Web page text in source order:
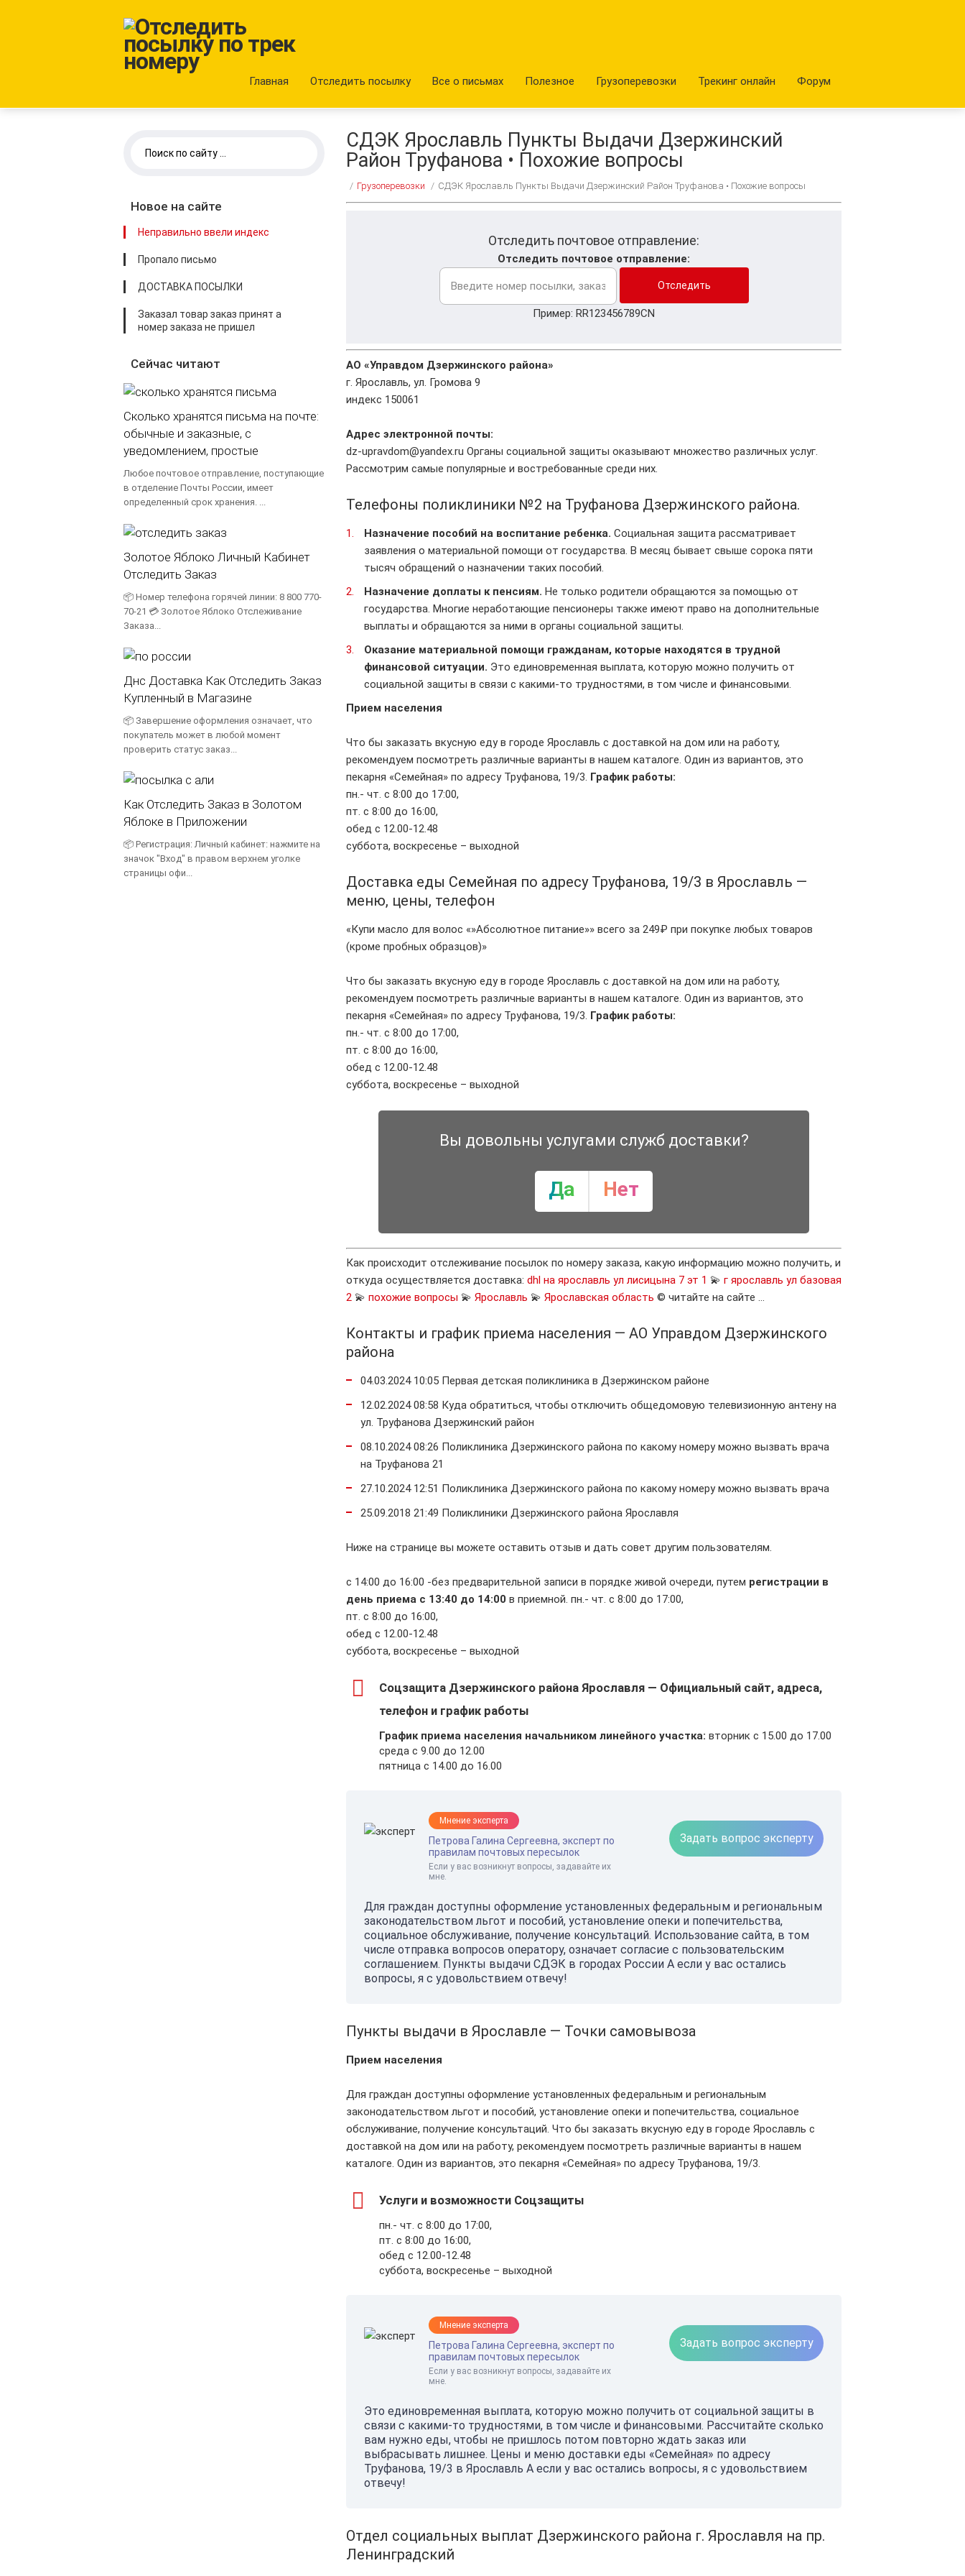
Главная Отследить посылку Все о письмах Полезное Грузоперевозки Трекинг онлайн Форум
СДЭК Ярославль Пункты Выдачи Дзержинский
Район Труфанова • Похожие вопросы
/ Грузоперевозки / СДЭК Ярославль Пункты Выдачи Дзержинский Район Труфанова • Похожие вопросы
Отследить почтовое отправление:
Отследить почтовое отправление:
Пример: RR123456789CN
АО «Управдом Дзержинского района»
г. Ярославль, ул. Громова 9
индекс 150061
Адрес электронной почты:
dz-upravdom@yandex.ru Органы социальной защиты оказывают множество различных услуг.
Рассмотрим самые популярные и востребованные среди них.
Телефоны поликлиники №2 на Труфанова Дзержинского района.
Назначение пособий на воспитание ребенка. Социальная защита рассматривает
заявления о материальной помощи от государства. В месяц бывает свыше сорока пяти
тысяч обращений о назначении таких пособий.
Назначение доплаты к пенсиям. Не только родители обращаются за помощью от
государства. Многие неработающие пенсионеры также имеют право на дополнительные
выплаты и обращаются за ними в органы социальной защиты.
Оказание материальной помощи гражданам, которые находятся в трудной
финансовой ситуации. Это единовременная выплата, которую можно получить от
социальной защиты в связи с какими-то трудностями, в том числе и финансовыми.
Прием населения
Что бы заказать вкусную еду в городе Ярославль с доставкой на дом или на работу,
рекомендуем посмотреть различные варианты в нашем каталоге. Один из вариантов, это
пекарня «Семейная» по адресу Труфанова, 19/3. График работы:
пн.- чт. с 8:00 до 17:00,
пт. с 8:00 до 16:00,
обед с 12.00-12.48
суббота, воскресенье – выходной
Доставка еды Семейная по адресу Труфанова, 19/3 в Ярославль —
меню, цены, телефон
«Купи масло для волос «»Абсолютное питание»» всего за 249₽ при покупке любых товаров
(кроме пробных образцов)»
Что бы заказать вкусную еду в городе Ярославль с доставкой на дом или на работу,
рекомендуем посмотреть различные варианты в нашем каталоге. Один из вариантов, это
пекарня «Семейная» по адресу Труфанова, 19/3. График работы:
пн.- чт. с 8:00 до 17:00,
пт. с 8:00 до 16:00,
обед с 12.00-12.48
суббота, воскресенье – выходной
Вы довольны услугами служб доставки?
Да Нет
Как происходит отслеживание посылок по номеру заказа, какую информацию можно получить, и
откуда осуществляется доставка: dhl на ярославль ул лисицына 7 эт 1 💫 г ярославль ул базовая
2 💫 похожие вопросы 💫 Ярославль 💫 Ярославская область © читайте на сайте …
Контакты и график приема населения — АО Управдом Дзержинского
района
04.03.2024 10:05 Первая детская поликлиника в Дзержинском районе
12.02.2024 08:58 Куда обратиться, чтобы отключить общедомовую телевизионную антену на
ул. Труфанова Дзержинский район
08.10.2024 08:26 Поликлиника Дзержинского района по какому номеру можно вызвать врача
на Труфанова 21
27.10.2024 12:51 Поликлиника Дзержинского района по какому номеру можно вызвать врача
25.09.2018 21:49 Поликлиники Дзержинского района Ярославля
Ниже на странице вы можете оставить отзыв и дать совет другим пользователям.
с 14:00 до 16:00 -без предварительной записи в порядке живой очереди, путем регистрации в
день приема с 13:40 до 14:00 в приемной. пн.- чт. с 8:00 до 17:00,
пт. с 8:00 до 16:00,
обед с 12.00-12.48
суббота, воскресенье – выходной
Соцзащита Дзержинского района Ярославля — Официальный сайт, адреса,
телефон и график работы
График приема населения начальником линейного участка: вторник с 15.00 до 17.00
среда с 9.00 до 12.00
пятница с 14.00 до 16.00
Мнение эксперта
Петрова Галина Сергеевна, эксперт по
правилам почтовых пересылок
Если у вас возникнут вопросы, задавайте их
мне.
Задать вопрос эксперту
Для граждан доступны оформление установленных федеральным и региональным
законодательством льгот и пособий, установление опеки и попечительства,
социальное обслуживание, получение консультаций. Использование сайта, в том
числе отправка вопросов оператору, означает согласие с пользовательским
соглашением. Пункты выдачи СДЭК в городах России А если у вас остались
вопросы, я с удовольствием отвечу!
Пункты выдачи в Ярославле — Точки самовывоза
Прием населения
Для граждан доступны оформление установленных федеральным и региональным
законодательством льгот и пособий, установление опеки и попечительства, социальное
обслуживание, получение консультаций. Что бы заказать вкусную еду в городе Ярославль с
доставкой на дом или на работу, рекомендуем посмотреть различные варианты в нашем
каталоге. Один из вариантов, это пекарня «Семейная» по адресу Труфанова, 19/3.
Услуги и возможности Соцзащиты
пн.- чт. с 8:00 до 17:00,
пт. с 8:00 до 16:00,
обед с 12.00-12.48
суббота, воскресенье – выходной
Мнение эксперта
Петрова Галина Сергеевна, эксперт по
правилам почтовых пересылок
Если у вас возникнут вопросы, задавайте их
мне.
Задать вопрос эксперту
Это единовременная выплата, которую можно получить от социальной защиты в
связи с какими-то трудностями, в том числе и финансовыми. Рассчитайте сколько
вам нужно еды, чтобы не пришлось потом повторно ждать заказ или
выбрасывать лишнее. Цены и меню доставки еды «Семейная» по адресу
Труфанова, 19/3 в Ярославль А если у вас остались вопросы, я с удовольствием
отвечу!
Отдел социальных выплат Дзержинского района г. Ярославля на пр.
Ленинградский
Новое на сайте
Неправильно ввели индекс
Пропало письмо
ДОСТАВКА ПОСЫЛКИ
Заказал товар заказ принят а
номер заказа не пришел
Сейчас читают
Сколько хранятся письма на почте:
обычные и заказные, с
уведомлением, простые
Любое почтовое отправление, поступающие
в отделение Почты России, имеет
определенный срок хранения. ...
Золотое Яблоко Личный Кабинет
Отследить Заказ
📦 Номер телефона горячей линии: 8 800 770-
70-21 💳 Золотое Яблоко Отслеживание
Заказа...
Днс Доставка Как Отследить Заказ
Купленный в Магазине
📦 Завершение оформления означает, что
покупатель может в любой момент
проверить статус заказ...
Как Отследить Заказ в Золотом
Яблоке в Приложении
📦 Регистрация: Личный кабинет: нажмите на
значок "Вход" в правом верхнем уголке
страницы офи...